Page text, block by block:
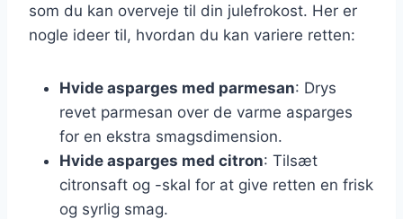
som du kan overveje til din julefrokost. Her er
nogle ideer til, hvordan du kan variere retten:
Hvide asparges med parmesan: Drys
revet parmesan over de varme asparges
for en ekstra smagsdimension.
Hvide asparges med citron: Tilsæt
citronsaft og -skal for at give retten en frisk
og syrlig smag.